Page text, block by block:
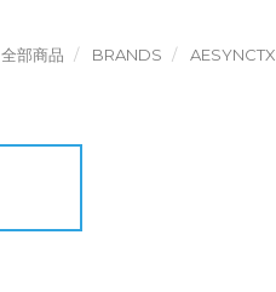
全部商品 BRANDS AESYNCTX